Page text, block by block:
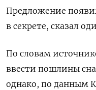
Предложение
в секрете, сказал
По словам
ввести пошлины
однако, по данным